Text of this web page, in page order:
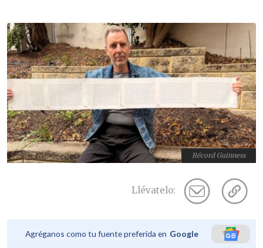
Récord Guinness
Llévatelo:
Agréganos como tu fuente preferida en Google